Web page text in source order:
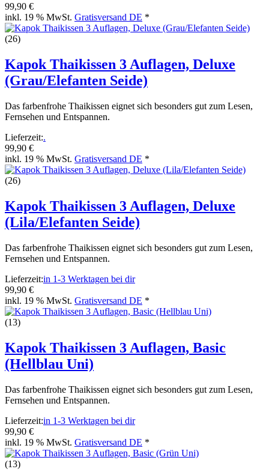
99,90 €
inkl. 19 % MwSt. Gratisversand DE *
(26)
Kapok Thaikissen 3 Auflagen, Deluxe
(Grau/Elefanten Seide)
Das farbenfrohe Thaikissen eignet sich besonders gut zum Lesen,
Fernsehen und Entspannen.
Lieferzeit:.
99,90 €
inkl. 19 % MwSt. Gratisversand DE *
(26)
Kapok Thaikissen 3 Auflagen, Deluxe
(Lila/Elefanten Seide)
Das farbenfrohe Thaikissen eignet sich besonders gut zum Lesen,
Fernsehen und Entspannen.
Lieferzeit:in 1-3 Werktagen bei dir
99,90 €
inkl. 19 % MwSt. Gratisversand DE *
(13)
Kapok Thaikissen 3 Auflagen, Basic
(Hellblau Uni)
Das farbenfrohe Thaikissen eignet sich besonders gut zum Lesen,
Fernsehen und Entspannen.
Lieferzeit:in 1-3 Werktagen bei dir
99,90 €
inkl. 19 % MwSt. Gratisversand DE *
(13)